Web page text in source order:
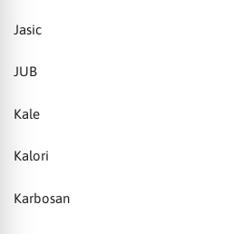
Jasic
JUB
Kale
Kalori
Karbosan